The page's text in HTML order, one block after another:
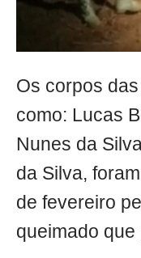
Os corpos
como: Lucas
Nunes da
da Silva,
de fevereiro
queimado